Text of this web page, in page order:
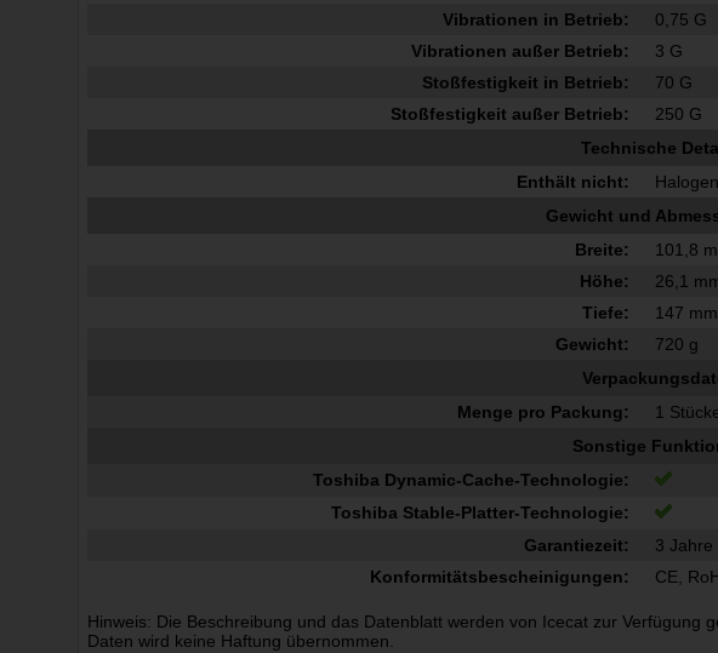
Vibrationen in Betrieb:
0,75 G
Vibrationen außer Betrieb:
3 G
Stoßfestigkeit in Betrieb:
70 G
Stoßfestigkeit außer Betrieb:
250 G
Technische
Enthält nicht:
Halogen
Gewicht und
Breite:
101,8
Höhe:
26,1
Tiefe:
147 mm
Gewicht:
720 g
Menge pro Packung:
1
Sonstige
Toshiba Dynamic-Cache-Technologie:
Toshiba Stable-Platter-Technologie:
Garantiezeit:
3 Jahre
Konformitätsbescheinigungen:
CE,
Hinweis: Die Beschreibung und das Datenblatt werden von Icecat zur Verfügung
Daten wird keine Haftung übernommen.